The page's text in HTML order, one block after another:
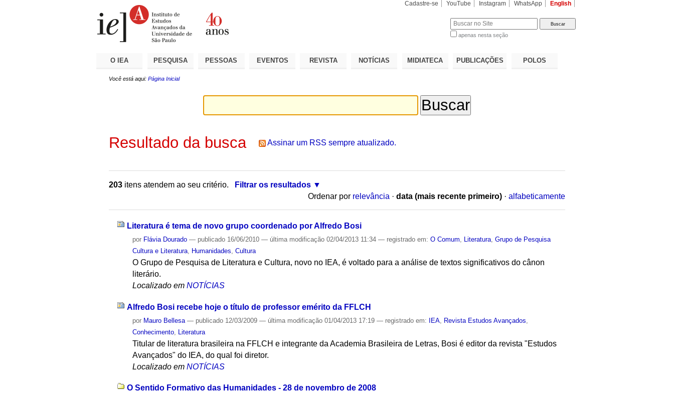
Cadastre-se YouTube Instagram WhatsApp English
apenas nesta seção
O IEA PESQUISA PESSOAS EVENTOS REVISTA NOTÍCIAS MIDIATECA PUBLICAÇÕES POLOS
Você está aqui: Página Inicial
Resultado da busca Assinar um RSS sempre atualizado.
203 itens atendem ao seu critério.
Filtrar os resultados
Ordenar por relevância · data (mais recente primeiro) · alfabeticamente
Literatura é tema de novo grupo coordenado por Alfredo Bosi
por Flávia Dourado — publicado 16/06/2010— última modificação 02/04/2013 11:34— registrado em:O Comum Literatura ,Grupo de Pesquisa
Cultura e Literatura
Humanidades ,Cultura
O Grupo de Pesquisa de Literatura e Cultura, novo no IEA, é voltado para a análise de textos significativos do cânon
literário.
Localizado em NOTÍCIAS
Alfredo Bosi recebe hoje o título de professor emérito da FFLCH
por Mauro Bellesa — publicado 12/03/2009— última modificação 01/04/2013 17:19— registrado em: IEA Revista Estudos Avançados
Conhecimento Literatura
Titular de literatura brasileira na FFLCH e integrante da Academia Brasileira de Letras, Bosi é editor da revista "Estudos
Avançados" do IEA, do qual foi diretor.
Localizado em NOTÍCIAS
O Sentido Formativo das Humanidades - 28 de novembro de 2008